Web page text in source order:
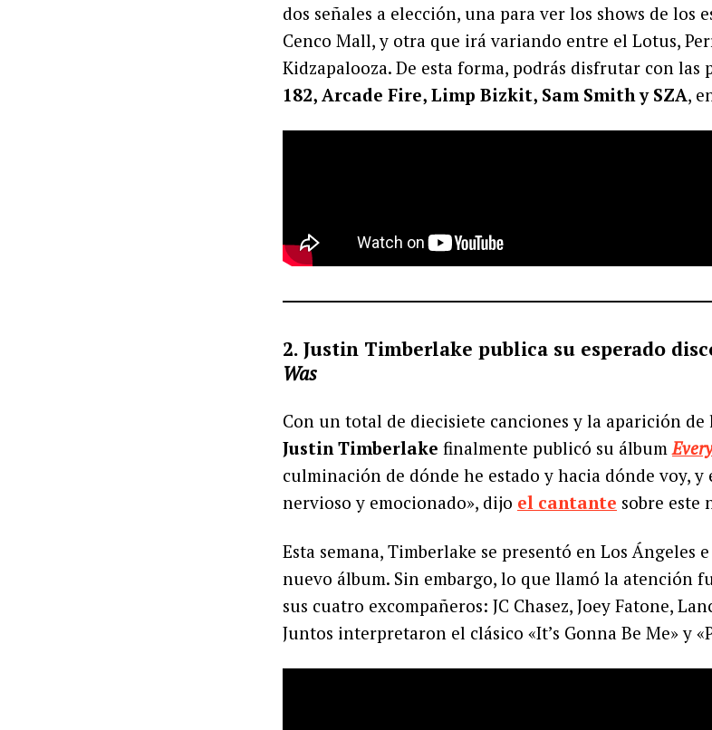
dos señales a elección, una para ver los shows de los
Cenco Mall, y otra que irá variando entre el Lotus,
Kidzapalooza. De esta forma, podrás disfrutar con las
182, Arcade Fire, Limp Bizkit, Sam Smith y SZA,
2. Justin Timberlake publica su esperado
Was
Con un total de diecisiete canciones y la aparición de
Justin Timberlake finalmente publicó su álbum
culminación de dónde he estado y hacia dónde voy, y
nervioso y emocionado», dijo el cantante sobre este
Esta semana, Timberlake se presentó en Los Ángeles
nuevo álbum. Sin embargo, lo que llamó la atención
sus cuatro excompañeros: JC Chasez, Joey Fatone,
Juntos interpretaron el clásico «It’s Gonna Be Me» y